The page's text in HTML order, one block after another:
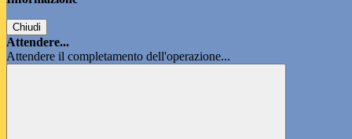
Chiudi
Attendere...
Attendere il completamento dell'operazione...